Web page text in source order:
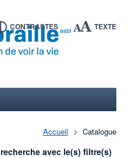
CONTRASTES TEXTE
Accueil Catalogue
avec le(s) filtre(s)